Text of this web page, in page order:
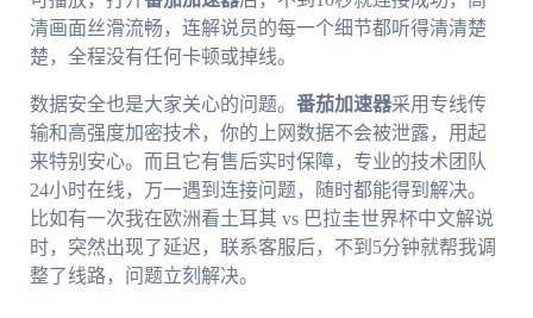
清画面丝滑流畅，连解说员的每一个细节都听得清清楚
楚，全程没有任何卡顿或掉线。
数据安全也是大家关心的问题。 番茄加速器采用专线传
输和高强度加密技术，你的上网数据不会被泄露，用起
来特别安心。而且它有售后实时保障，专业的技术团队
24小时在线，万一遇到连接问题，随时都能得到解决。
比如有一次我在欧洲看土耳其 vs 巴拉圭世界杯中文解说
时，突然出现了延迟，联系客服后，不到5分钟就帮我调
整了线路，问题立刻解决。